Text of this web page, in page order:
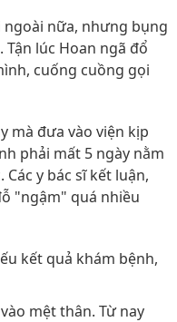
nữa, nhưng bụng
lúc Hoan ngã đổ
cuống cuồng gọi
mà đưa vào viện kịp
phải mất 5 ngày nằm
y bác sĩ kết luận,
"ngậm" quá nhiều
kết quả khám bệnh,
mệt thân. Từ nay